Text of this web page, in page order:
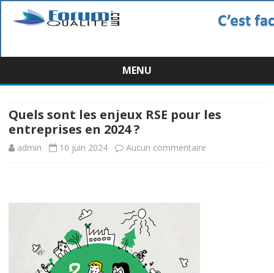
MENU
Skip
content
Quels sont les enjeux RSE pour les
entreprises en 2024 ?
admin 10 juin 2024 Aucun commentaire